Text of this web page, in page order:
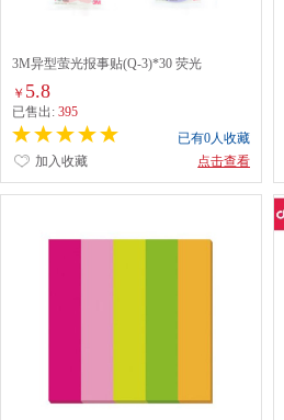
3M异型萤光报事贴(Q-3)*30 荧光
￥ 5.8
已售出: 395
已有0人收藏
点击查看
加入收藏